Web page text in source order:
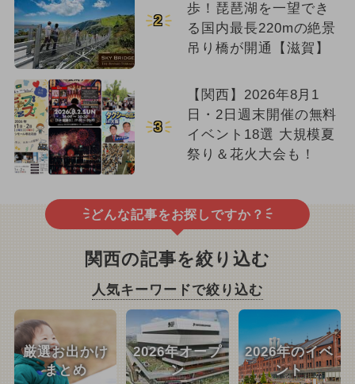
2
歩！琵琶湖を一望でき
る国内最長220mの絶景
吊り橋が開通【滋賀】
3
【関西】2026年8月1
日・2日週末開催の無料
イベント18選 大規模夏
祭り＆花火大会も！
どんな記事をお探しですか？
関西の記事を絞り込む
人気キーワードで絞り込む
厳選お出かけ
まとめ
2026年オープ
ン
2026年のイベ
ント